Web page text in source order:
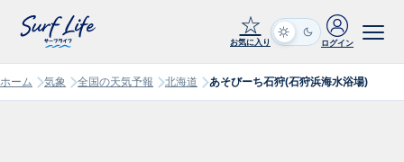
☆
お気に入り ログイン
ホーム 気象 全国の天気予報 北海道 あそびーち石狩(石狩浜海水浴場)